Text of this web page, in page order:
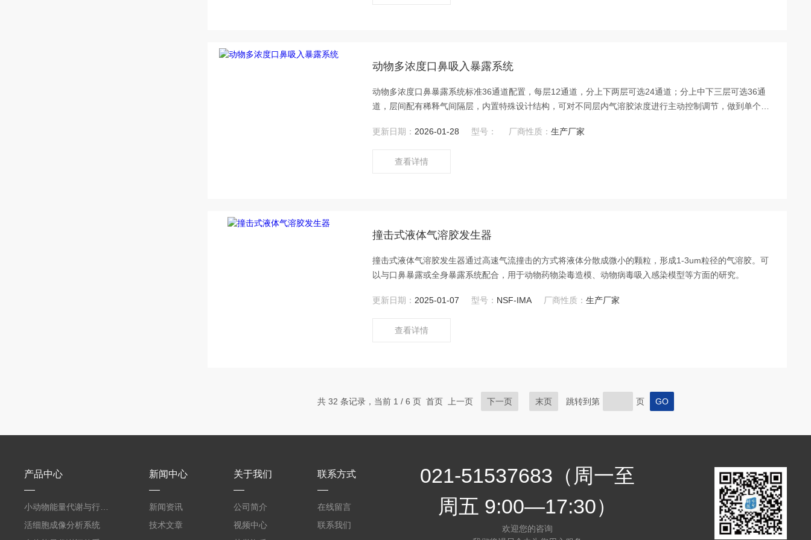
动物多浓度口鼻吸入暴露系统
动物多浓度口鼻暴露系统标准36通道配置，每层12通道，分上下两层可选24通道；分上中下三层可选36通
道，层间配有稀释气间隔层，内置特殊设计结构，可对不同层内气溶胶浓度进行主动控制调节，做到单个气
的使用量，大大提高实验效率。
更新日期： 2026-01-28 型号： 厂商性质：生产厂家
查看详情
撞击式液体气溶胶发生器
撞击式液体气溶胶发生器通过高速气流撞击的方式将液体分散成微小的颗粒，形成1-3um粒径的气溶胶。可
以与口鼻暴露或全身暴露系统配合，用于动物药物染毒造模、动物病毒吸入感染模型等方面的研究。
更新日期： 2025-01-07 型号： NSF-IMA 厂商性质：生产厂家
查看详情
共 32 条记录，当前 1 / 6 页 首页 上一页 下一页 末页 跳转到第 页
产品中心
活细胞成像分析系统
新闻中心
新闻资讯
技术文章
关于我们
公司简介
视频中心
联系方式
在线留言
联系我们
021-51537683（周一至
周五 9:00—17:30）
欢迎您的咨询